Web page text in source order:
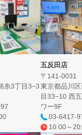
糸3丁目3−3
五反田店
〒141-0031
東京都品川
目33−10 西
ワー9F
03-6417-
10:00～